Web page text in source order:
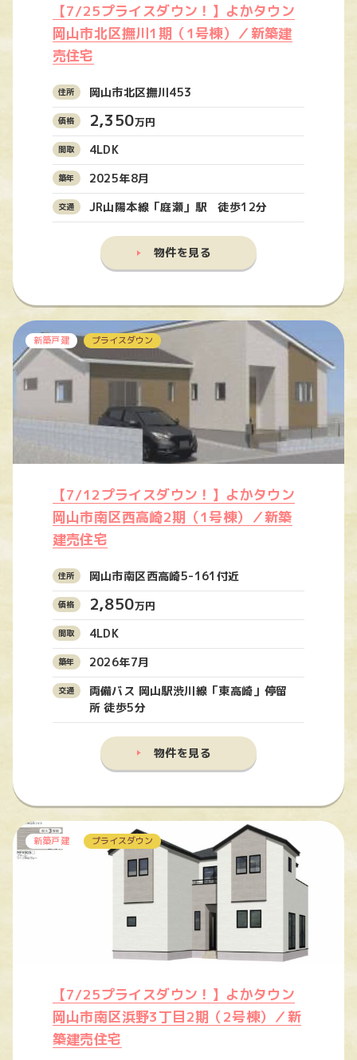
【7/25プライスダウン！】よかタウン
岡山市北区撫川1期（1号棟）／新築建
売住宅
岡山市北区撫川453
2,350万円
4LDK
2025年8月
JR山陽本線「庭瀬」駅 徒歩12分
物件を見る
新築戸建 プライスダウン
【7/12プライスダウン！】よかタウン
岡山市南区西高崎2期（1号棟）／新築
建売住宅
岡山市南区西高崎5-161付近
2,850万円
4LDK
2026年7月
両備バス 岡山駅渋川線「東高崎」停留
所 徒歩5分
物件を見る
新築戸建 プライスダウン
【7/25プライスダウン！】よかタウン
岡山市南区浜野3丁目2期（2号棟）／新
築建売住宅